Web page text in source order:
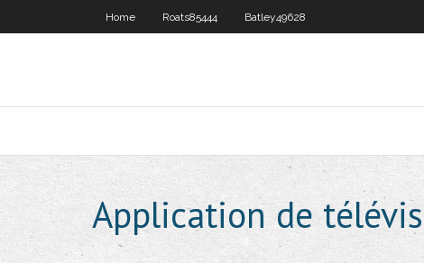
Home Roats85444 Batley49628
Application de